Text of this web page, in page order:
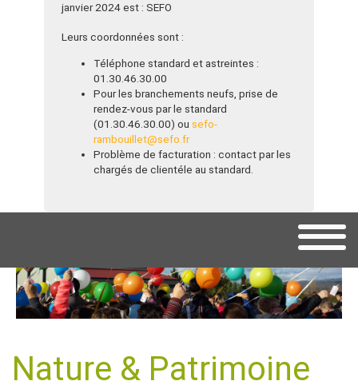
janvier 2024 est : SEFO
Leurs coordonnées sont :
Téléphone standard et astreintes :
01.30.46.30.00
Pour les branchements neufs, prise de
rendez-vous par le standard
(01.30.46.30.00) ou sefo-
rambouillet@sefo.fr
Problème de facturation : contact par les
chargés de clientéle au standard.
Nature & Patrimoine